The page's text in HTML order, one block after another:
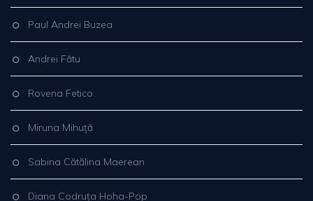
Paul Andrei Buzea
Andrei Fătu
Rovena Fetico
Miruna Mihuță
Sabina Cătălina Maerean
Diana Codruța Hoha-Pop